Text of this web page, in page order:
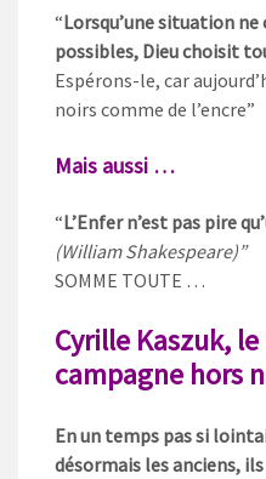
“Lorsqu’une situation ne
possibles, Dieu choisit
Espérons-le, car
noirs comme de l’encre”
Mais aussi …
“L’Enfer n’est pas pire
(William Shakespeare)”
SOMME TOUTE …
Cyrille Kaszuk,
campagne hors
En un temps pas si
désormais les anciens,